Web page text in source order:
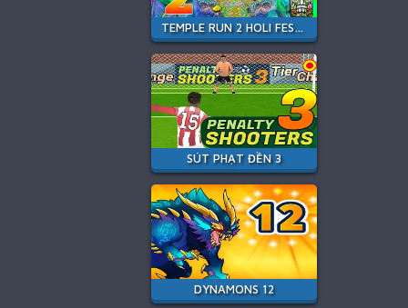
TEMPLE RUN 2 HOLI FESTIVAL
SÚT PHẠT ĐỀN 3
DYNAMONS 12